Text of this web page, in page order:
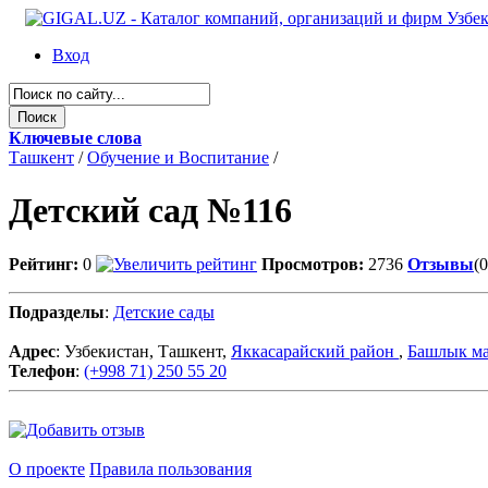
Вход
Ключевые слова
Ташкент / Обучение и Воспитание /
Детский сад №116
Рейтинг: 0 Просмотров: 2736 Отзывы
Подразделы: Детские сады
Адрес: Узбекистан, Ташкент, Яккасарайский район , Башлык
Телефон: (+998 71) 250 55 20
О проекте Правила пользования